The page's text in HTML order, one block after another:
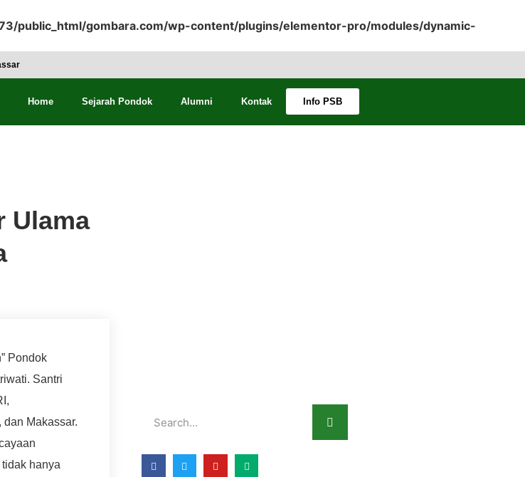
public_html/gombara.com/wp-content/plugins/elementor-pro/modules/dynamic-
Home Sejarah Pondok Alumni Kontak Info PSB
Ulama
Pondok
Santri
Makassar.
hanya